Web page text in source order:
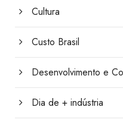
Cultura
Custo Brasil
Desenvolvimento e
Dia de + indústria